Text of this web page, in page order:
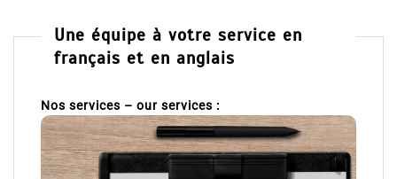
Une équipe à votre service en
français et en anglais
Nos services – our services :